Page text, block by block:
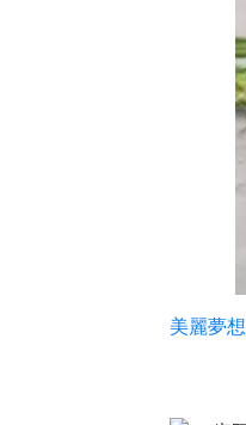
美麗夢想